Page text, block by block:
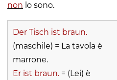
non lo sono.
Der Tisch ist braun.
(maschile) = La tavola è
marrone.
Er ist braun. = (Lei) è